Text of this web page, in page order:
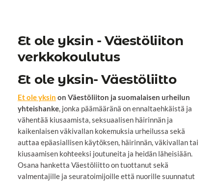
Et ole yksin - Väestöliiton
verkkokoulutus
Et ole yksin- Väestöliitto
Et ole yksin on Väestöliiton ja suomalaisen urheilun
yhteishanke, jonka päämääränä on ennaltaehkäistä ja
vähentää kiusaamista, seksuaalisen häirinnän ja
kaikenlaisen väkivallan kokemuksia urheilussa sekä
auttaa epäasiallisen käytöksen, häirinnän, väkivallan tai
kiusaamisen kohteeksi joutuneita ja heidän läheisiään.
Osana hanketta Väestöliitto on tuottanut sekä
valmentajille ja seuratoimijoille että nuorille suunnatut